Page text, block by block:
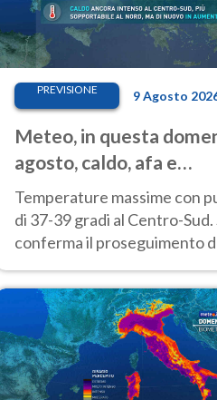
PREVISIONE 9 Agosto
Meteo, in questa
agosto, caldo, afa e
temporali di calore
Temperature massime con
di 37-39 gradi al Centro-Sud.
conferma il proseguimento
weekend di Ferragosto